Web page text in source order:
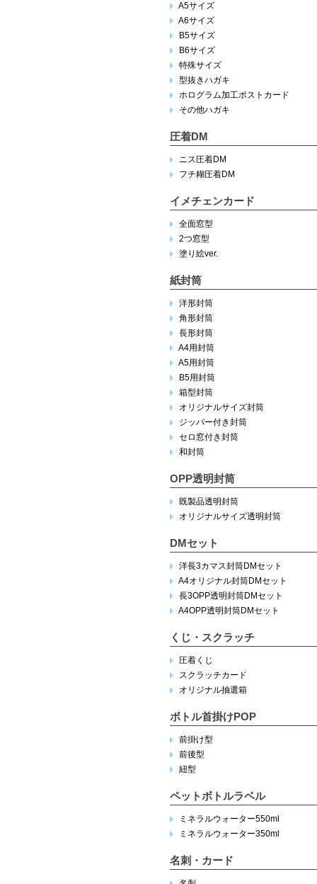
A5サイズ
A6サイズ
B5サイズ
B6サイズ
特殊サイズ
型抜きハガキ
ホログラム加工ポストカード
その他ハガキ
圧着DM
ニス圧着DM
フチ糊圧着DM
イメチェンカード
全面窓型
2つ窓型
塗り絵ver.
紙封筒
洋形封筒
角形封筒
長形封筒
A4用封筒
A5用封筒
B5用封筒
箱型封筒
オリジナルサイズ封筒
ジッパー付き封筒
セロ窓付き封筒
和封筒
OPP透明封筒
既製品透明封筒
オリジナルサイズ透明封筒
DMセット
洋長3カマス封筒DMセット
A4オリジナル封筒DMセット
長3OPP透明封筒DMセット
A4OPP透明封筒DMセット
くじ・スクラッチ
圧着くじ
スクラッチカード
オリジナル抽選箱
ボトル首掛けPOP
前掛け型
前後型
紐型
ペットボトルラベル
ミネラルウォーター550ml
ミネラルウォーター350ml
名刺・カード